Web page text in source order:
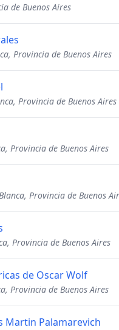
de Buenos Aires
Provincia de Buenos Aires
Provincia de Buenos Aires
Provincia de Buenos Aires
Provincia de Buenos
Provincia de Buenos Aires
de Oscar Wolf
Provincia de Buenos Aires
Martin Palamarevich